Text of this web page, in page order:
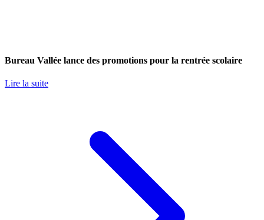
Bureau Vallée lance des promotions pour la rentrée scolaire
Lire la suite